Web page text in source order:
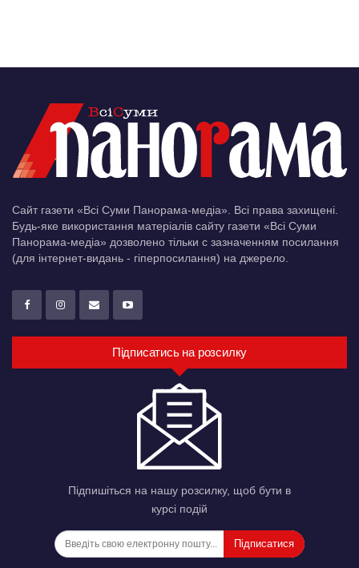
Сайт газети «Всі Суми Панорама-медіа». Всі права захищені.
Будь-яке використання матеріалів сайту газети «Всі Суми
Панорама-медіа» дозволено тільки c зазначенням посилання
(для інтернет-видань - гіперпосилання) на джерело.
Підписатись на розсилку
Підпишіться на нашу розсилку, щоб бути в
курсі подій
Підписатися